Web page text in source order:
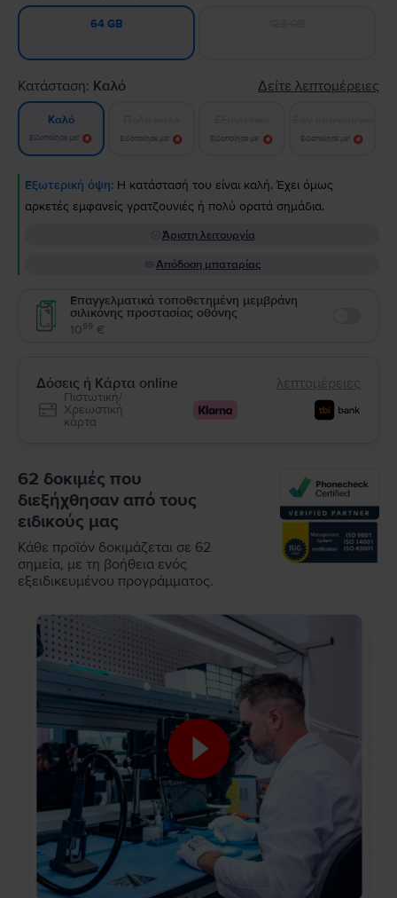
64 GB
Κατάσταση: Καλό Δείτε λεπτομέρειες
Καλό
Ειδοποίησε με! Ειδοποίησε με! Ειδοποίησε με! Ειδοποίησε με!
Εξωτερική όψη: Η κατάστασή του είναι καλή. Έχει όμως
αρκετές εμφανείς γρατζουνιές ή πολύ ορατά σημάδια.
Άριστη λειτουργία
Απόδοση μπαταρίας
Επαγγελματικά τοποθετημένη μεμβράνη
σιλικόνης προστασίας οθόνης
1099 €
Δόσεις ή Κάρτα online λεπτομέρειες
Πιστωτική/
Χρεωστική
κάρτα
62 δοκιμές που
διεξήχθησαν από τους
ειδικούς μας
Κάθε προϊόν δοκιμάζεται σε 62
σημεία, με τη βοήθεια ενός
εξειδικευμένου προγράμματος.